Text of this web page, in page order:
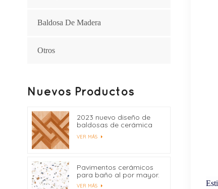
Baldosa De Madera
Otros
Nuevos Productos
2023 nuevo diseño de
baldosas de cerámica
400x400
VER MÁS
Pavimentos cerámicos
para baño al por mayor.
VER MÁS